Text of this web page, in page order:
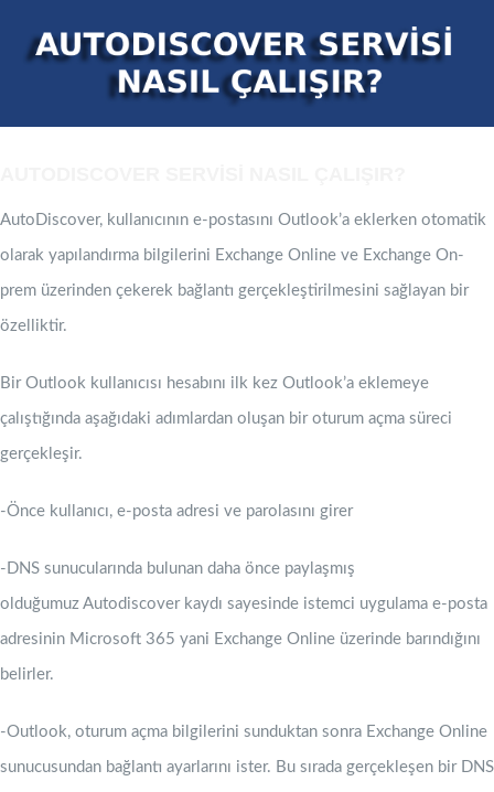
AutoDiscover, kullanıcının e-postasını Outlook’a eklerken otomatik
olarak yapılandırma bilgilerini Exchange Online ve Exchange On-
prem üzerinden çekerek bağlantı gerçekleştirilmesini sağlayan bir
özelliktir.
Bir Outlook kullanıcısı hesabını ilk kez Outlook’a eklemeye
çalıştığında aşağıdaki adımlardan oluşan bir oturum açma süreci
gerçekleşir.
-Önce kullanıcı, e-posta adresi ve parolasını girer
-DNS sunucularında bulunan daha önce paylaşmış
olduğumuz Autodiscover kaydı sayesinde istemci uygulama e-posta
adresinin Microsoft 365 yani Exchange Online üzerinde barındığını
belirler.
-Outlook, oturum açma bilgilerini sunduktan sonra Exchange Online
sunucusundan bağlantı ayarlarını ister. Bu sırada gerçekleşen bir DNS